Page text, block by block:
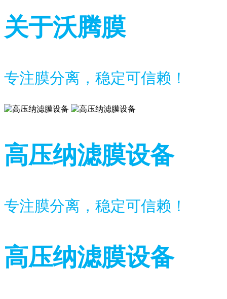
关于沃腾膜
专注膜分离，稳定可信赖！
高压纳滤膜设备
专注膜分离，稳定可信赖！
高压纳滤膜设备